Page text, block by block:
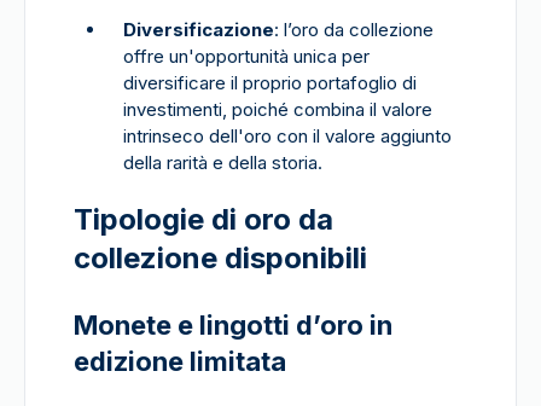
Diversificazione: l’oro da collezione
offre un'opportunità unica per
diversificare il proprio portafoglio di
investimenti, poiché combina il valore
intrinseco dell'oro con il valore aggiunto
della rarità e della storia.
Tipologie di oro da
collezione disponibili
Monete e lingotti d’oro in
edizione limitata